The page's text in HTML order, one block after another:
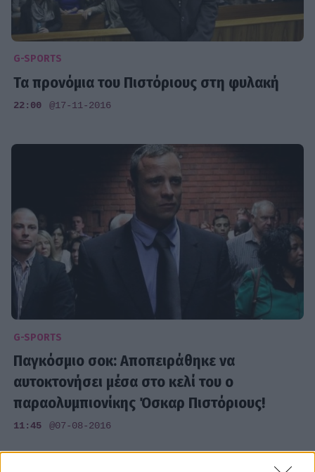
G-SPORTS
Τα προνόμια του Πιστόριους στη φυλακή
22:00 @17-11-2016
G-SPORTS
Παγκόσμιο σοκ: Αποπειράθηκε να
αυτοκτονήσει μέσα στο κελί του ο
παραολυμπιονίκης Όσκαρ Πιστόριους!
11:45 @07-08-2016